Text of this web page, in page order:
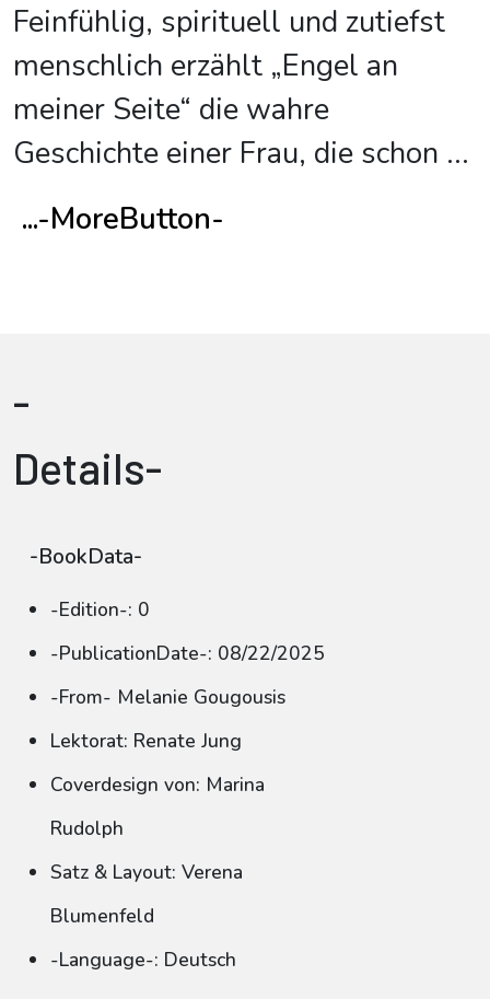
Feinfühlig, spirituell und zutiefst
menschlich erzählt „Engel an
meiner Seite“ die wahre
Geschichte einer Frau, die schon ...
...-MoreButton-
-
Details-
-BookData-
-Edition-: 0
-PublicationDate-: 08/22/2025
-From- Melanie Gougousis
Lektorat: Renate Jung
Coverdesign von: Marina
Rudolph
Satz & Layout: Verena
Blumenfeld
-Language-: Deutsch